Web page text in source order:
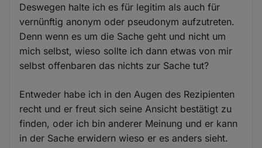
Deswegen halte ich es für legitim als auch für
vernünftig anonym oder pseudonym aufzutreten.
Denn wenn es um die Sache geht und nicht um
mich selbst, wieso sollte ich dann etwas von mir
selbst offenbaren das nichts zur Sache tut?
Entweder habe ich in den Augen des Rezipienten
recht und er freut sich seine Ansicht bestätigt zu
finden, oder ich bin anderer Meinung und er kann
in der Sache erwidern wieso er es anders sieht.